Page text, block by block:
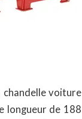
chandelle voiture
longueur de 188